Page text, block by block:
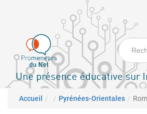
principal
Une présence éducative sur
Fil d'Ariane
Accueil Pyrénées-Orientales